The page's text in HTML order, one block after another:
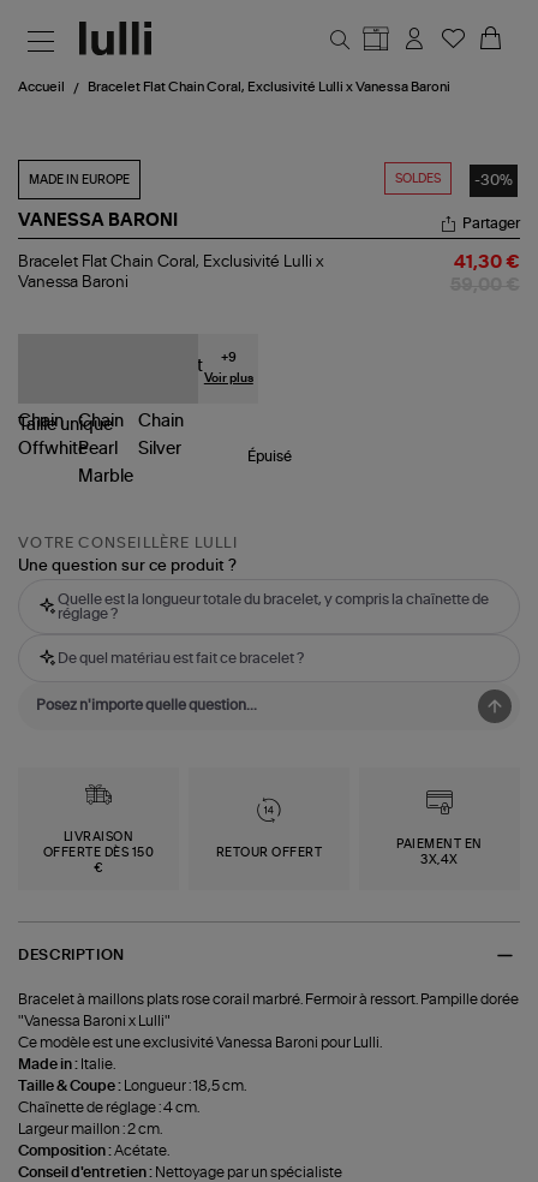
Accueil Bracelet Flat Chain Coral, Exclusivité Lulli x Vanessa Baroni
SOLDES -30%
MADE IN EUROPE
VANESSA BARONI
Bracelet
Flat
Baroni
Partager
Bracelet Flat Chain Coral, Exclusivité Lulli x
Vanessa Baroni
41,30 €
+9
Voir plus
Tailleunique
Épuisé
VOTRE CONSEILLÈRE LULLI
Une question sur ce produit ?
Quelle est la longueur totale du bracelet, y compris la chaînette de
réglage ?
De quel matériau est fait ce bracelet ?
LIVRAISON
OFFERTE DÈS 150
€
RETOUR OFFERT
PAIEMENT EN
3X,4X
DESCRIPTION
Bracelet à maillons plats rose corail marbré. Fermoir à ressort. Pampille dorée
"Vanessa Baroni x Lulli"
Ce modèle est une exclusivité Vanessa Baroni pour Lulli.
Made in : Italie.
Taille & Coupe :
Longueur : 18,5 cm.
Chaînette de réglage : 4 cm.
Largeur maillon : 2 cm.
Composition :Acétate.
Conseil d'entretien : Nettoyage par un spécialiste